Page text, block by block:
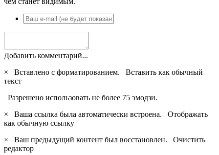
Добавить комментарий...
×
Вставлено с форматированием. Вставить как обычный
текст
Разрешено использовать не более 75 эмодзи.
×
Ваша ссылка была автоматически встроена. Отображать
как обычную ссылку
×
Ваш предыдущий контент был восстановлен. Очистить
редактор